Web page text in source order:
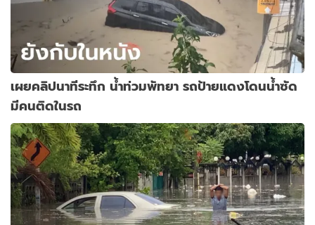
เผยคลิปนาทีระทึก น้ำท่วมพัทยา รถป้ายแดงโดนน้ำซัด
มีคนติดในรถ